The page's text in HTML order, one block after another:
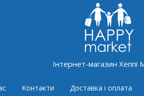
Інтернет-магазин Хеппі
Контакти Доставка і оплата